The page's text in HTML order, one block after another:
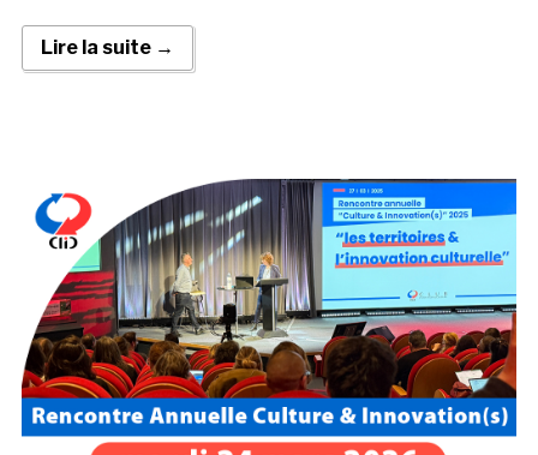
Lire la suite →